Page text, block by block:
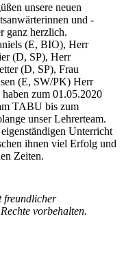
unsere neuen
und -
ganz herzlich.
(E, BIO), Herr
(D, SP), Herr
(D, SP), Frau
(E, SW/PK) Herr
zum 01.05.2020
TABU bis zum
unser Lehrerteam.
Unterricht
ihnen viel Erfolg und
Zeiten.
freundlicher
vorbehalten.